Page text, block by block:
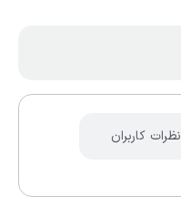
نظرات کاربران